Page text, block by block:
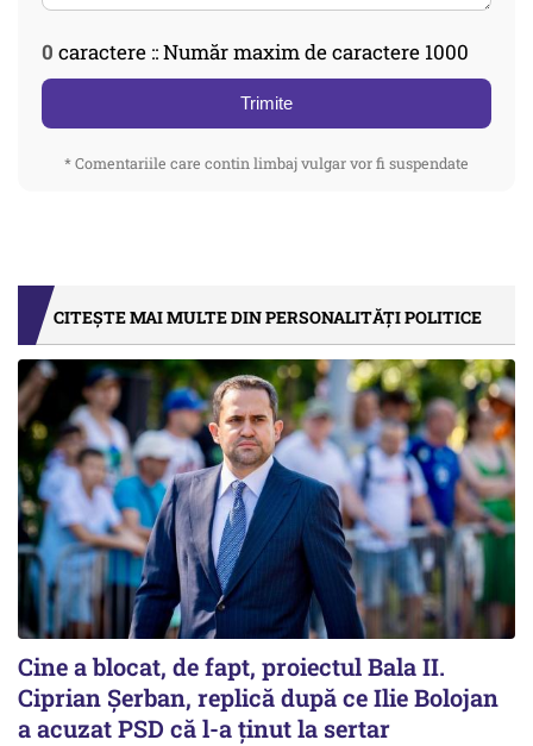
0 caractere :: Număr maxim de caractere 1000
Trimite
* Comentariile care contin limbaj vulgar vor fi suspendate
CITEȘTE MAI MULTE DIN PERSONALITĂȚI POLITICE
Cine a blocat, de fapt, proiectul Bala II.
Ciprian Șerban, replică după ce Ilie Bolojan
a acuzat PSD că l-a ținut la sertar